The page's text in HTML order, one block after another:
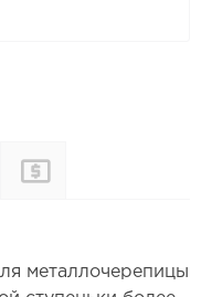
Документы
металлочерепицы